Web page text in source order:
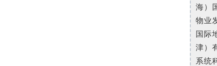
海）
物业
国际
津）
系统